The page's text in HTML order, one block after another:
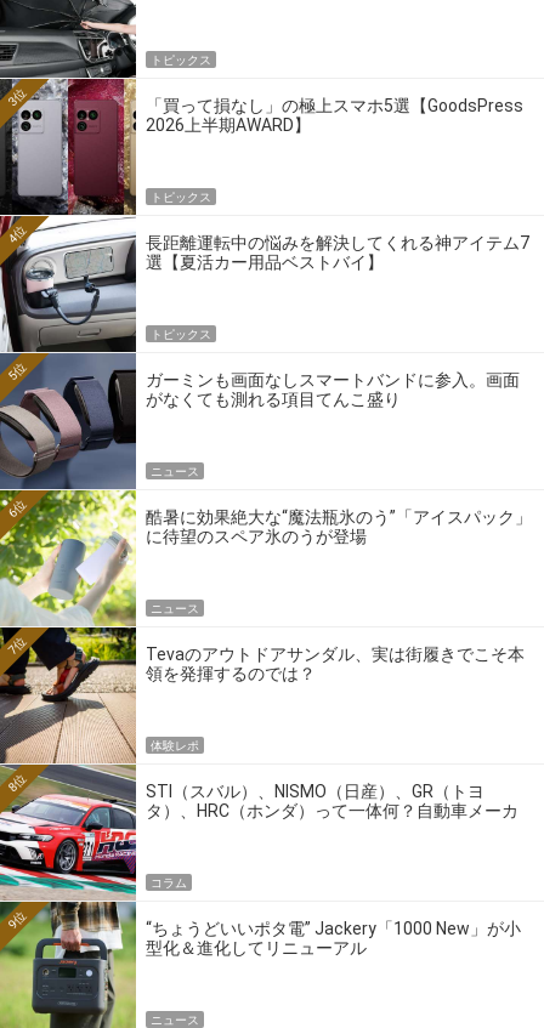
トピックス
「買って損なし」の極上スマホ5選【GoodsPress
2026上半期AWARD】
3位
トピックス
長距離運転中の悩みを解決してくれる神アイテム7
選【夏活カー用品ベストバイ】
4位
トピックス
ガーミンも画面なしスマートバンドに参入。画面
がなくても測れる項目てんこ盛り
5位
ニュース
酷暑に効果絶大な“魔法瓶氷のう”「アイスパック」
に待望のスペア氷のうが登場
6位
ニュース
Tevaのアウトドアサンダル、実は街履きでこそ本
領を発揮するのでは？
7位
体験レポ
STI（スバル）、NISMO（日産）、GR（トヨ
タ）、HRC（ホンダ）って一体何？自動車メーカ
8位
コラム
“ちょうどいいポタ電” Jackery「1000 New」が小
型化＆進化してリニューアル
9位
ニュース